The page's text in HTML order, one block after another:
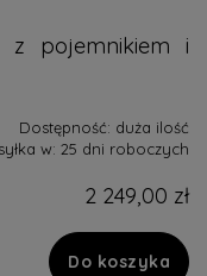
z pojemnikiem i
Dostępność: duża ilość
w: 25 dni roboczych
2 249,00 zł
Do koszyka